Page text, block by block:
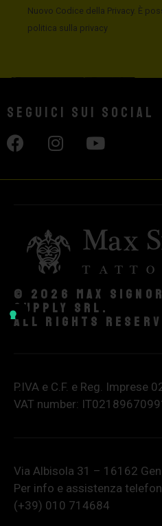
Nuovo Codice della Privacy. È
politica sulla privacy
Seguici sui social
© 2026 Max
supply srl.
All rights
P.IVA e C.F. e Reg. Imprese
VAT number:
Via Albisola 31 – 16162
Per info e assistenza
(+39) 010 714684